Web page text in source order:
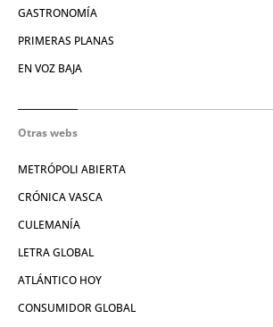
GASTRONOMÍA
PRIMERAS PLANAS
EN VOZ BAJA
Otras webs
METRÓPOLI ABIERTA
CRÓNICA VASCA
CULEMANÍA
LETRA GLOBAL
ATLÁNTICO HOY
CONSUMIDOR GLOBAL